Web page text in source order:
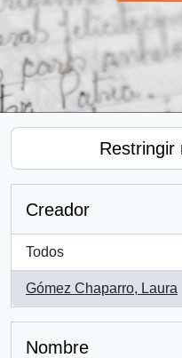
Restringir
Creador
Todos
Gómez Chaparro, Laura
, 1 resultados
Nombre